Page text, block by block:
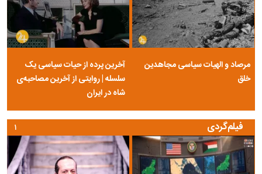
مرصاد و الهیات سیاسی مجاهدین
خلق
آخرین پرده از حیات سیاسی یک
سلسله | روایتی از آخرین مصاحبه‌ی
شاه در ایران
فیلم‌گردی ۱